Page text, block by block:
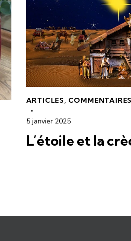
ARTICLES,
5 janvier 2025
L’étoile et la